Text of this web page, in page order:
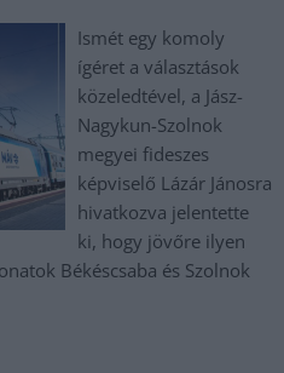
Ismét egy komoly
ígéret a választások
közeledtével, a Jász-
Nagykun-Szolnok
megyei fideszes
képviselő Lázár Jánosra
hivatkozva jelentette
ki, hogy jövőre ilyen
Békéscsaba és Szolnok